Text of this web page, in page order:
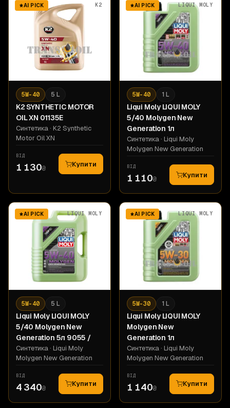
AI PICK K2
5W-40 5 L
K2 SYNTHETIC MOTOR
OIL XN 01135E
Синтетика · K2 Synthetic
Motor Oil XN
ВІД
1 130₴ Купити
AI PICK LIQUI MOLY
5W-40 1 L
Liqui Moly LIQUI MOLY
5/40 Molygen New
Generation 1л
Синтетика · Liqui Moly
Molygen New Generation
ВІД
1 110₴ Купити
AI PICK LIQUI MOLY
5W-40 5 L
Liqui Moly LIQUI MOLY
5/40 Molygen New
Generation 5л 9055 /
Синтетика · Liqui Moly
Molygen New Generation
ВІД
4 340₴ Купити
AI PICK LIQUI MOLY
5W-30 1 L
Liqui Moly LIQUI MOLY
Molygen New
Generation 1л
Синтетика · Liqui Moly
Molygen New Generation
ВІД
1 140₴ Купити